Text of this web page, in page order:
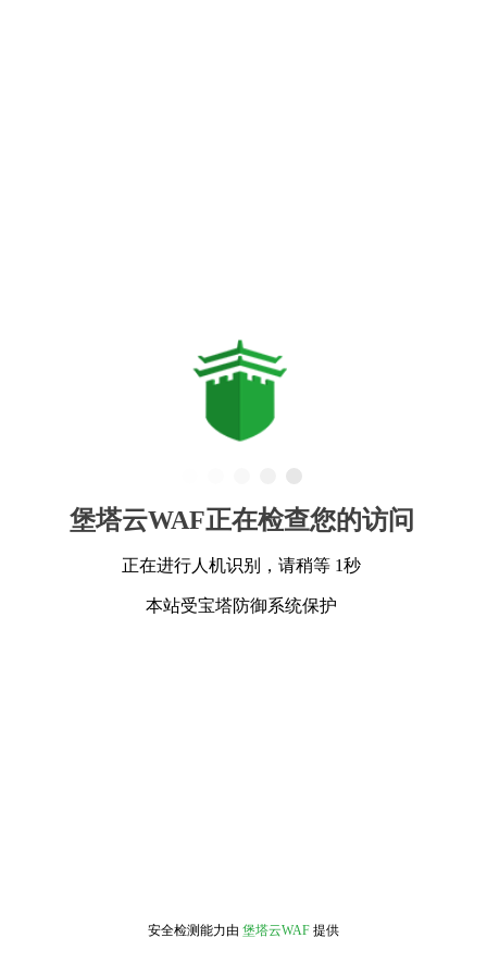
堡塔云WAF正在检查您的访问
正在进行人机识别，请稍等 1秒
本站受宝塔防御系统保护
安全检测能力由 堡塔云WAF 提供